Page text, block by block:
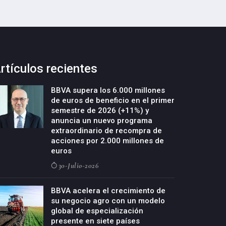
recientes
BBVA supera los 6.000 millones
de euros de beneficio en el primer
semestre de 2026 (+11%) y
anuncia un nuevo programa
extraordinario de recompra de
acciones por 2.000 millones de
euros
30-Julio-2026
BBVA acelera el crecimiento de
su negocio agro con un modelo
global de especialización
presente en siete países